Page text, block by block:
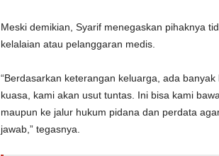
Meski demikian, Syarif menegaskan pihaknya
kelalaian atau pelanggaran medis.
“Berdasarkan keterangan keluarga, ada
kuasa, kami akan usut tuntas. Ini bisa kami
maupun ke jalur hukum pidana dan perdata
jawab,” tegasnya.